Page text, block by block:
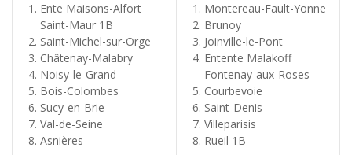
Ente Maisons-Alfort
Saint-Maur 1B
Saint-Michel-sur-Orge
Châtenay-Malabry
Noisy-le-Grand
Bois-Colombes
Sucy-en-Brie
Val-de-Seine
Asnières
Montereau-Fault-Yonne
Brunoy
Joinville-le-Pont
Entente Malakoff
Fontenay-aux-Roses
Courbevoie
Saint-Denis
Villeparisis
Rueil 1B